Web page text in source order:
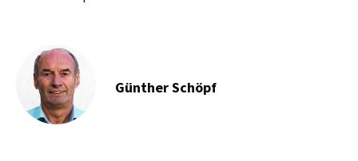
Günther Schöpf